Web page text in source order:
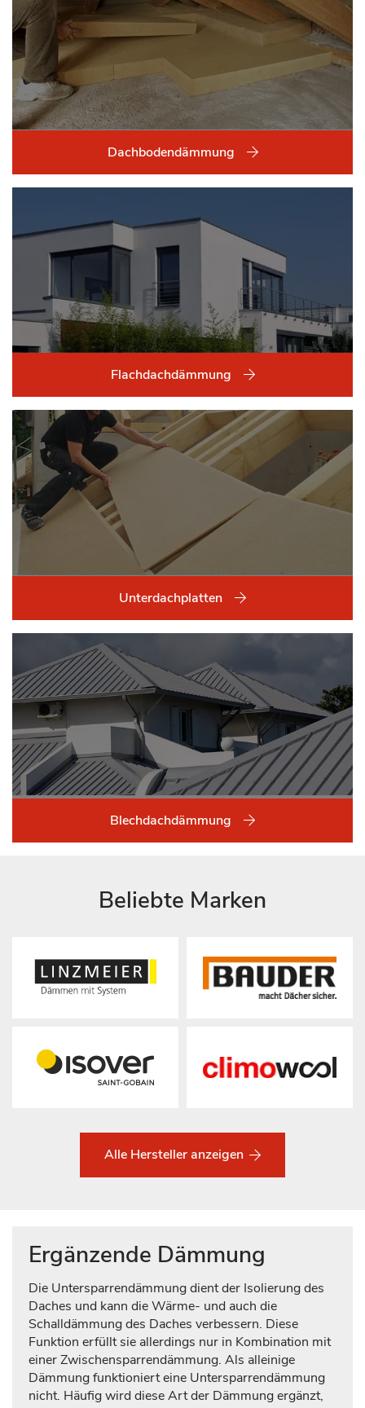
Dachbodendämmung
Flachdachdämmung
Unterdachplatten
Blechdachdämmung
Beliebte Marken
Alle Hersteller anzeigen
Ergänzende Dämmung
Die Untersparrendämmung dient der Isolierung des
Daches und kann die Wärme- und auch die
Schalldämmung des Daches verbessern. Diese
Funktion erfüllt sie allerdings nur in Kombination mit
einer Zwischensparrendämmung. Als alleinige
Dämmung funktioniert eine Untersparrendämmung
nicht. Häufig wird diese Art der Dämmung ergänzt,